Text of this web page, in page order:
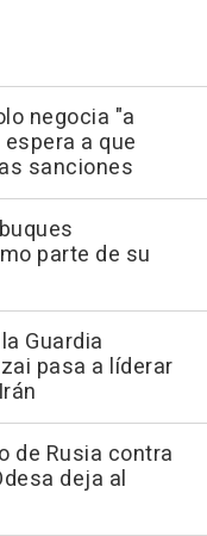
negocia "a
a que
sanciones
parte de su
Guardia
pasa a líderar
de Rusia contra
deja al